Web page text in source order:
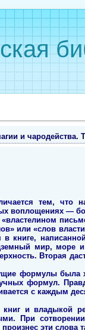
и чародейства.
тем, что
воплощениях —
или «слов
в книге,
мир,
Вторая
формулы была
формул.
с каждым
книг и владыкой
При
эти слова